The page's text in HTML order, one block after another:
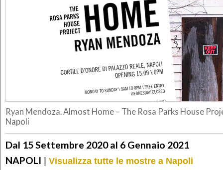
Ryan Mendoza. Almost Home – The Rosa Parks House
Napoli
Dal 15 Settembre 2020 al 6 Gennaio 2021
NAPOLI | Visualizza tutte le mostre a Napoli